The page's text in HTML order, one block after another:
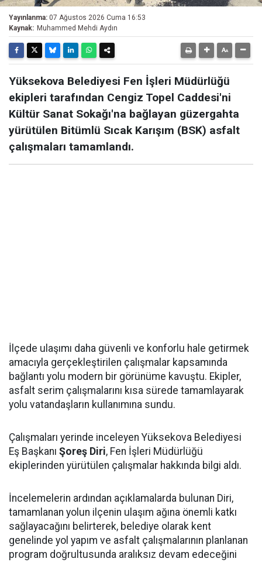
Yayınlanma: 07 Ağustos 2026 Cuma 16:53
Kaynak: Muhammed Mehdi Aydın
Yüksekova Belediyesi Fen İşleri Müdürlüğü
ekipleri tarafından Cengiz Topel Caddesi'ni
Kültür Sanat Sokağı'na bağlayan güzergahta
yürütülen Bitümlü Sıcak Karışım (BSK) asfalt
çalışmaları tamamlandı.
İlçede ulaşımı daha güvenli ve konforlu hale getirmek
amacıyla gerçekleştirilen çalışmalar kapsamında
bağlantı yolu modern bir görünüme kavuştu. Ekipler,
asfalt serim çalışmalarını kısa sürede tamamlayarak
yolu vatandaşların kullanımına sundu.
Çalışmaları yerinde inceleyen Yüksekova Belediyesi
Eş Başkanı Şoreş Diri, Fen İşleri Müdürlüğü
ekiplerinden yürütülen çalışmalar hakkında bilgi aldı.
İncelemelerin ardından açıklamalarda bulunan Diri,
tamamlanan yolun ilçenin ulaşım ağına önemli katkı
sağlayacağını belirterek, belediye olarak kent
genelinde yol yapım ve asfalt çalışmalarının planlanan
program doğrultusunda aralıksız devam edeceğini